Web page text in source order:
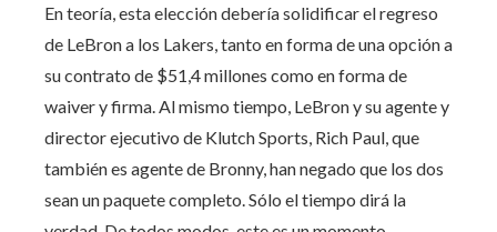
En teoría, esta elección debería solidificar el regreso
de LeBron a los Lakers, tanto en forma de una opción a
su contrato de $51,4 millones como en forma de
waiver y firma. Al mismo tiempo, LeBron y su agente y
director ejecutivo de Klutch Sports, Rich Paul, que
también es agente de Bronny, han negado que los dos
sean un paquete completo. Sólo el tiempo dirá la